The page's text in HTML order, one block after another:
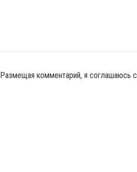
Размещая комментарий, я соглашаюсь с